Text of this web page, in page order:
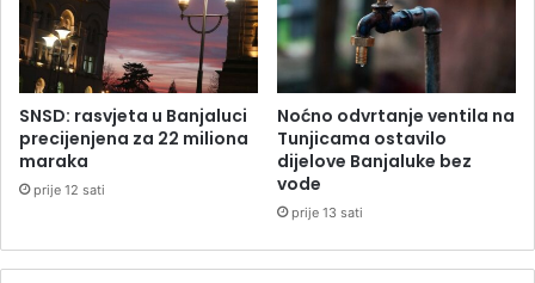
SNSD: rasvjeta u Banjaluci
precijenjena za 22 miliona
maraka
prije 12 sati
Noćno odvrtanje ventila na
Tunjicama ostavilo
dijelove Banjaluke bez
vode
prije 13 sati